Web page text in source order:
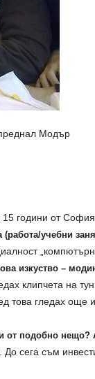
Модър
години от София.
учебни
изкуство –
клипчета на
това гледах още
подобно нещо?
До сега съм